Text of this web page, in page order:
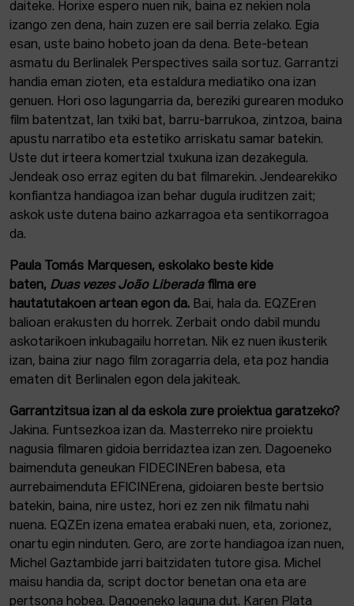
daiteke. Horixe espero nuen nik, baina ez nekien nola
izango zen dena, hain zuzen ere sail berria zelako. Egia
esan, uste baino hobeto joan da dena. Bete-betean
asmatu du Berlinalek Perspectives saila sortuz. Garrantzi
handia eman zioten, eta estaldura mediatiko ona izan
genuen. Hori oso lagungarria da, bereziki gurearen moduko
film batentzat, lan txiki bat, barru-barrukoa, zintzoa, baina
apustu narratibo eta estetiko arriskatu samar batekin.
Uste dut irteera komertzial txukuna izan dezakegula.
Jendeak oso erraz egiten du bat filmarekin. Jendearekiko
konfiantza handiagoa izan behar dugula iruditzen zait;
askok uste dutena baino azkarragoa eta sentikorragoa
da.
Paula Tomás Marquesen, eskolako beste kide
baten, Duas vezes João Liberadafilma ere
hautatutakoen artean egon da. Bai, hala da. EQZEren
balioan erakusten du horrek. Zerbait ondo dabil mundu
askotarikoen inkubagailu horretan. Nik ez nuen ikusterik
izan, baina ziur nago film zoragarria dela, eta poz handia
ematen dit Berlinalen egon dela jakiteak.
Garrantzitsua izan al da eskola zure proiektua garatzeko?
Jakina. Funtsezkoa izan da. Masterreko nire proiektu
nagusia filmaren gidoia berridaztea izan zen. Dagoeneko
baimenduta geneukan FIDECINEren babesa, eta
aurrebaimenduta EFICINErena, gidoiaren beste bertsio
batekin, baina, nire ustez, hori ez zen nik filmatu nahi
nuena. EQZEn izena ematea erabaki nuen, eta, zorionez,
onartu egin ninduten. Gero, are zorte handiagoa izan nuen,
Michel Gaztambide jarri baitzidaten tutore gisa. Michel
maisu handia da, script doctor benetan ona eta are
pertsona hobea. Dagoeneko laguna dut. Karen Plata